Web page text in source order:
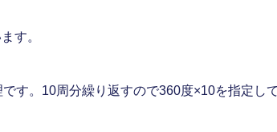
す。
す。10周分繰り返すので360度×10を指定し